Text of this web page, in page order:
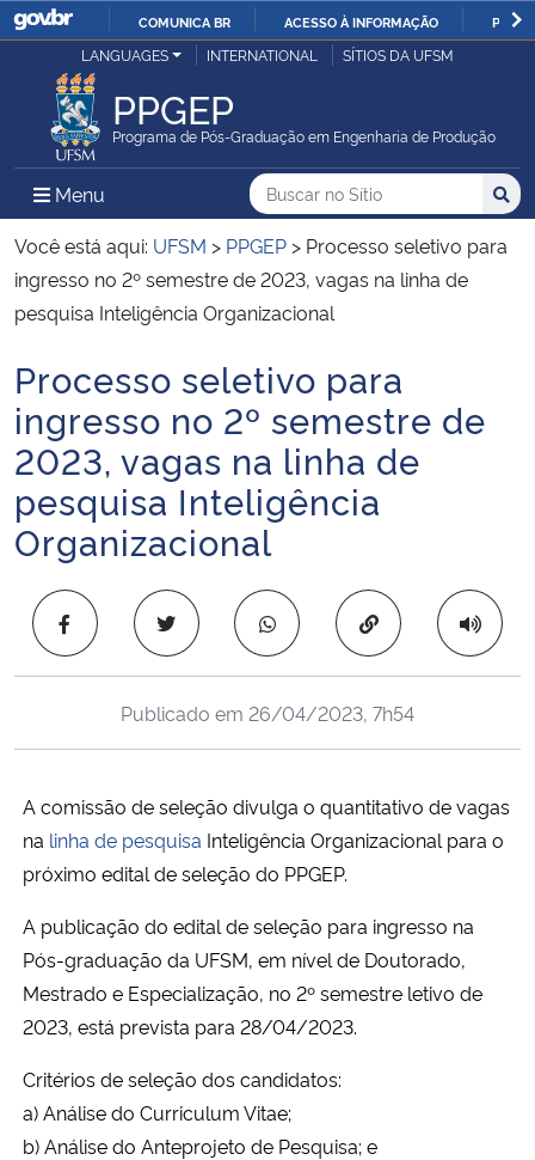
IR
COMUNICA BR ACESSO À INFORMAÇÃO
Ministério da Justiça e Segurança Pública
Ministério da Defesa
Ministério das Relações Exteriores
Ministério da Economia
Ministério da Infraestrutura
Ministério da Agricultura, Pecuária e Abastecimento
Ministério da Educação
Ministério da Cidadania
Ministério da Saúde
Ministério de Minas e Energia
Ministério da Ciência, Tecnologia, Inovações e Comunicações
Ministério do Meio Ambiente
Ministério do Turismo
Ministério do Desenvolvimento Regional
Controladoria-Geral da União
Secretaria-Geral
LANGUAGES INTERNATIONAL SÍTIOS DA UFSM
PPGEP
Programa de Pós-Graduação em Engenharia de Produção
Menu Menu Principal do Sítio
Busca
Buscar no no Sítio
Busca:
Você está aqui: UFSM > PPGEP > Processo seletivo para
ingresso no 2º semestre de 2023, vagas na linha de
pesquisa Inteligência Organizacional
Início do conteúdo
Processo seletivo para
ingresso no 2º semestre de
2023, vagas na linha de
pesquisa Inteligência
Organizacional
Copiar para área
Publicado em 26/04/2023, 7h54
A comissão de seleção divulga o quantitativo de vagas
na linha de pesquisa Inteligência Organizacional para o
próximo edital de seleção do PPGEP.
A publicação do edital de seleção para ingresso na
Pós-graduação da UFSM, em nível de Doutorado,
Mestrado e Especialização, no 2º semestre letivo de
2023, está prevista para 28/04/2023.
Critérios de seleção dos candidatos:
a) Análise do Curriculum Vitae;
b) Análise do Anteprojeto de Pesquisa; e